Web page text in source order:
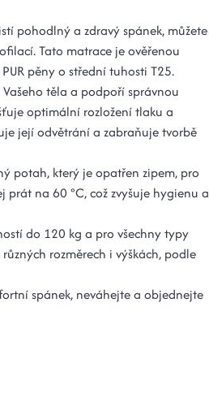
pohodlný a zdravý spánek, můžete
Tato matrace je ověřenou
pěny o střední tuhosti T25.
těla a podpoří správnou
optimální rozložení tlaku a
její odvětrání a zabraňuje tvorbě
potah, který je opatřen zipem, pro
na 60 °C, což zvyšuje hygienu a
do 120 kg a pro všechny typy
rozměrech i výškách, podle
spánek, neváhejte a objednejte